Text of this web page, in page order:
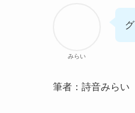
みらい
筆者：詩音みらい